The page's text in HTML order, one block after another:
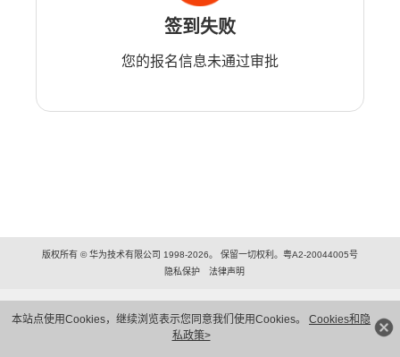
本站点使用Cookies，继续浏览表示您同意我们使用Cookies。 Cookies和隐
私政策>
签到失败
您的报名信息未通过审批
版权所有 © 华为技术有限公司 1998-2026。 保留一切权利。粤A2-20044005号
隐私保护
法律声明